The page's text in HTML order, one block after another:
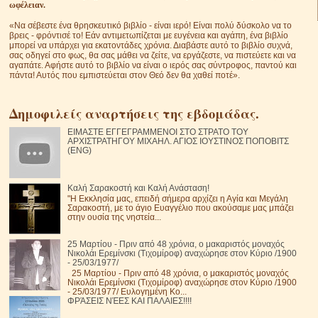
ωφέλειαν.
«Να σέβεστε ένα θρησκευτικό βιβλίο - είναι ιερό! Είναι πολύ δύσκολο να το
βρεις - φρόντισέ το! Εάν αντιμετωπίζεται με ευγένεια και αγάπη, ένα βιβλίο
μπορεί να υπάρχει για εκατοντάδες χρόνια. Διαβάστε αυτό το βιβλίο συχνά,
σας οδηγεί στο φως, θα σας μάθει να ζείτε, να εργάζεστε, να πιστεύετε και να
αγαπάτε. Αφήστε αυτό το βιβλίο να είναι ο ιερός σας σύντροφος, παντού και
πάντα! Αυτός που εμπιστεύεται στον Θεό δεν θα χαθεί ποτέ».
Δημοφιλείς αναρτήσεις της εβδομάδας.
ΕΙΜΑΣΤΕ ΕΓΓΕΓΡΑΜΜΕΝΟΙ ΣΤΟ ΣΤΡΑΤΟ ΤΟΥ
ΑΡΧΙΣΤΡΑΤΗΓΟΥ ΜΙΧΑΗΛ. ΑΓΙΟΣ ΙΟΥΣΤΙΝΟΣ ΠΟΠΟΒΙΤΣ
(ENG)
Καλή Σαρακοστή και Καλή Ανάσταση!
"Η Εκκλησία μας, επειδή σήμερα αρχίζει η Αγία και Μεγάλη
Σαρακοστή, με το άγιο Ευαγγέλιο που ακούσαμε μας μπάζει
στην ουσία της νηστεία...
25 Μαρτίου - Πριν από 48 χρόνια, ο μακαριστός μοναχός
Νικολάι Ερεμίνσκι (Τιχομίροφ) αναχώρησε στον Κύριο /1900
- 25/03/1977/
25 Μαρτίου - Πριν από 48 χρόνια, ο μακαριστός μοναχός
Νικολάι Ερεμίνσκι (Τιχομίροφ) αναχώρησε στον Κύριο /1900
- 25/03/1977/ Ευλογημένη Κο...
ΦΡΆΣΕΙΣ ΝΈΕΣ ΚΑΙ ΠΑΛΑΙΕΣ!!!!